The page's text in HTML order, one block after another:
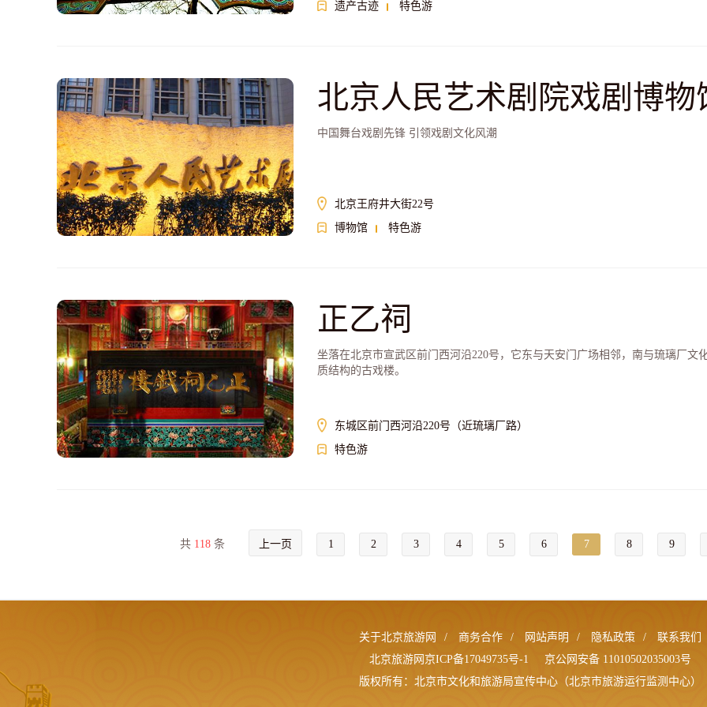
遗产古迹 特色游
北京人民艺术剧院戏剧博物
中国舞台戏剧先锋 引领戏剧文化风潮
北京王府井大街22号
博物馆
特色游
正乙祠
坐落在北京市宣武区前门西河沿220号，它东与天安门广场相邻，南与琉璃厂文
质结构的古戏楼。
东城区前门西河沿220号（近琉璃厂路）
特色游
共 118 条 上一页 1 2 3 4 5 6 7 8 9
关于北京旅游网 / 商务合作 / 网站声明 / 隐私政策 /
联系我们
北京旅游网京ICP备17049735号-1
京公网安备 11010502035003号
版权所有：北京市文化和旅游局宣传中心（北京市旅游运行监测中心）